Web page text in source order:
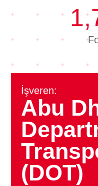
İşveren:
Abu
(DOT)